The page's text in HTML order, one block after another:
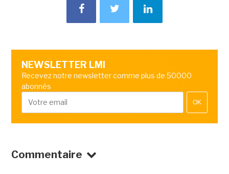
NEWSLETTER LMI
Recevez notre newsletter comme plus de 50000
abonnés
OK
Commentaire